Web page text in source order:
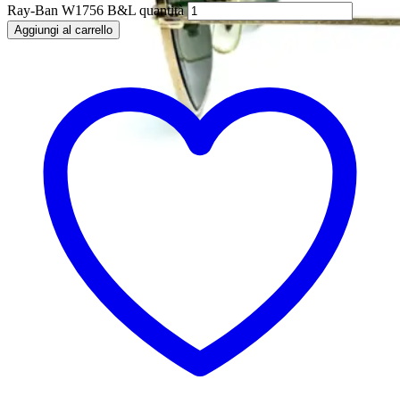
Ray-Ban W1756 B&L quantità
Aggiungi al carrello